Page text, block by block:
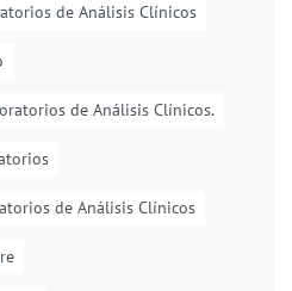
de Análisis Clínicos
de Análisis Clínicos.
de Análisis Clínicos